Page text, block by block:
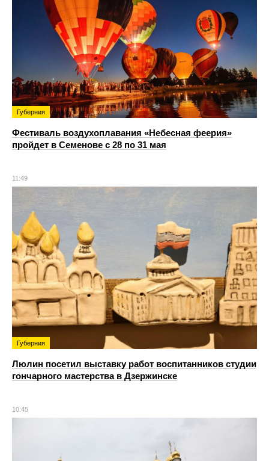
Губерния
Фестиваль воздухоплавания «Небесная феерия»
пройдет в Семенове с 28 по 31 мая
11:49
Губерния
Люлин посетил выставку работ воспитанников студии
гончарного мастерства в Дзержинске
10:45